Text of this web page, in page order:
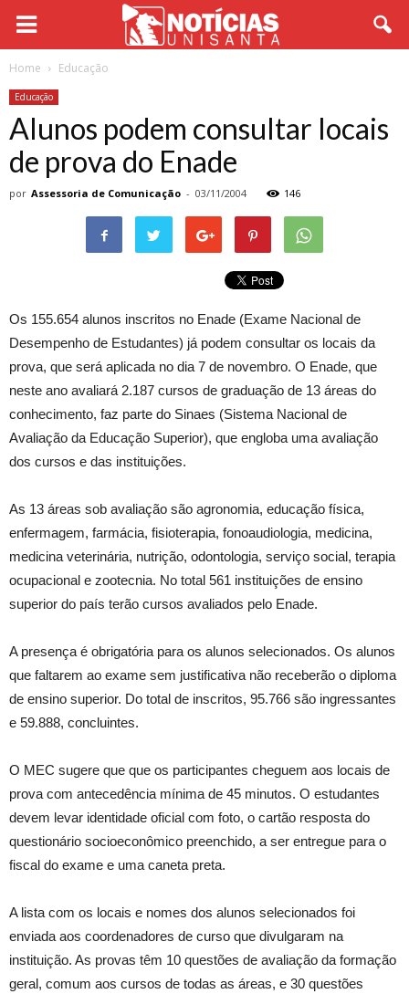
Home Educação
Educação
Alunos podem consultar locais
de prova do Enade
por Assessoria de Comunicação - 03/11/2004 146
Os 155.654 alunos inscritos no Enade (Exame Nacional de
Desempenho de Estudantes) já podem consultar os locais da
prova, que será aplicada no dia 7 de novembro. O Enade, que
neste ano avaliará 2.187 cursos de graduação de 13 áreas do
conhecimento, faz parte do Sinaes (Sistema Nacional de
Avaliação da Educação Superior), que engloba uma avaliação
dos cursos e das instituições.
As 13 áreas sob avaliação são agronomia, educação física,
enfermagem, farmácia, fisioterapia, fonoaudiologia, medicina,
medicina veterinária, nutrição, odontologia, serviço social, terapia
ocupacional e zootecnia. No total 561 instituições de ensino
superior do país terão cursos avaliados pelo Enade.
A presença é obrigatória para os alunos selecionados. Os alunos
que faltarem ao exame sem justificativa não receberão o diploma
de ensino superior. Do total de inscritos, 95.766 são ingressantes
e 59.888, concluintes.
O MEC sugere que que os participantes cheguem aos locais de
prova com antecedência mínima de 45 minutos. O estudantes
devem levar identidade oficial com foto, o cartão resposta do
questionário socioeconômico preenchido, a ser entregue para o
fiscal do exame e uma caneta preta.
A lista com os locais e nomes dos alunos selecionados foi
enviada aos coordenadores de curso que divulgaram na
instituição. As provas têm 10 questões de avaliação da formação
geral, comum aos cursos de todas as áreas, e 30 questões